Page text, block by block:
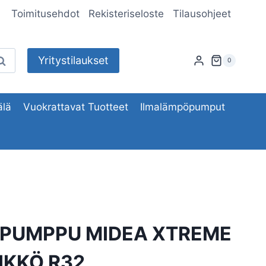
Toimitusehdot Rekisteriseloste Tilausohjeet
Yritystilaukset 0
Vuokrattavat Tuotteet Ilmalämpöpumput
MIDEA XTREME